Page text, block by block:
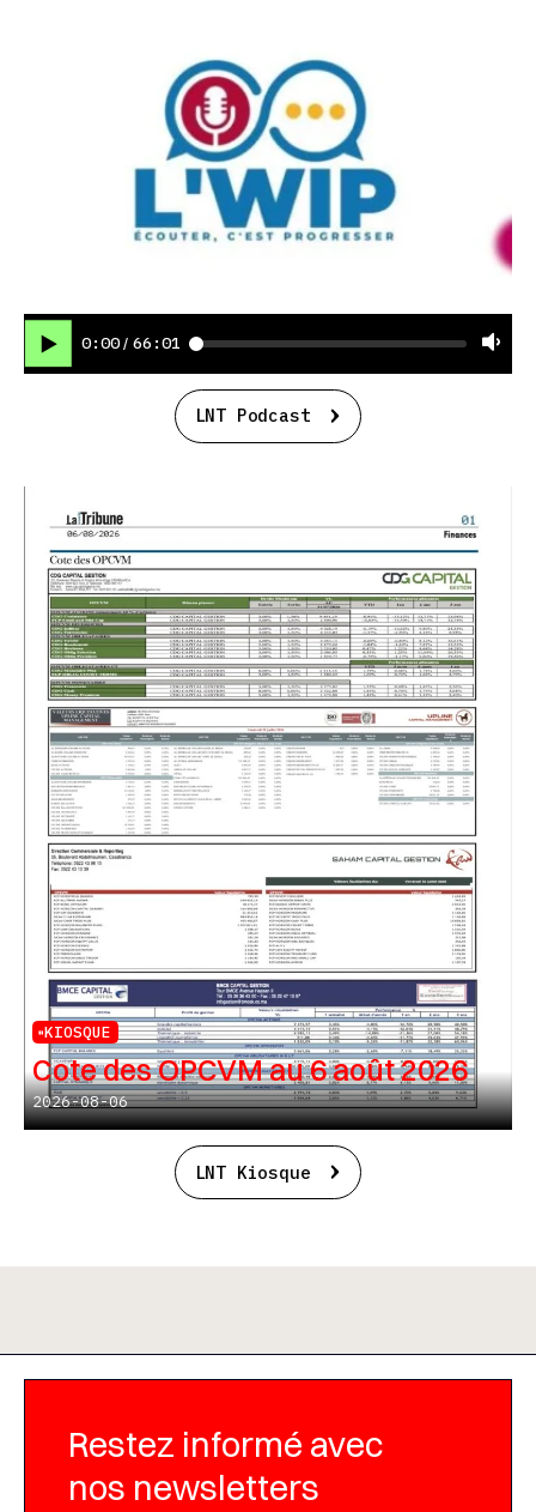
0:00 / 66:01
LNT Podcast
KIOSQUE
Cote des OPCVM au 6 août 2026
2026-08-06
LNT Kiosque
Restez informé avec
nos newsletters